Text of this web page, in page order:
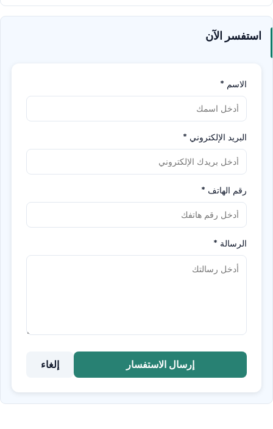
استفسر الآن
الاسم *
البريد الإلكتروني *
رقم الهاتف *
الرسالة *
إرسال الاستفسار إلغاء